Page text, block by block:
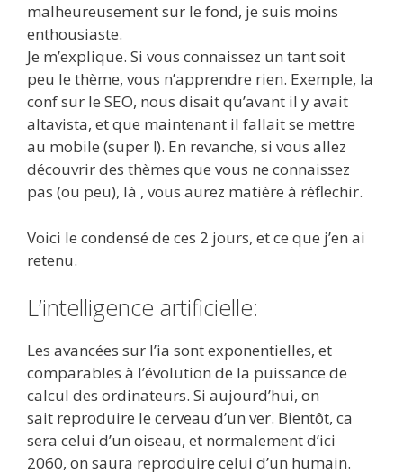
malheureusement sur le fond, je suis moins
enthousiaste.
Je m’explique. Si vous connaissez un tant soit
peu le thème, vous n’apprendre rien. Exemple, la
conf sur le SEO, nous disait qu’avant il y avait
altavista, et que maintenant il fallait se mettre
au mobile (super !). En revanche, si vous allez
découvrir des thèmes que vous ne connaissez
pas (ou peu), là , vous aurez matière à réflechir.
Voici le condensé de ces 2 jours, et ce que j’en ai
retenu.
L’intelligence artificielle:
Les avancées sur l’ia sont exponentielles, et
comparables à l’évolution de la puissance de
calcul des ordinateurs. Si aujourd’hui, on
sait reproduire le cerveau d’un ver. Bientôt, ca
sera celui d’un oiseau, et normalement d’ici
2060, on saura reproduire celui d’un humain.